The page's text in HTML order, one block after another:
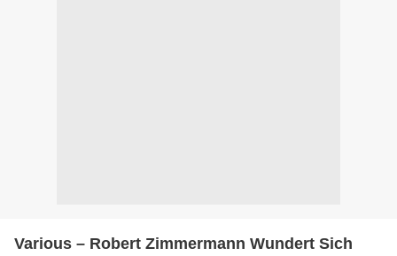
Various – Robert Zimmermann Wundert Sich